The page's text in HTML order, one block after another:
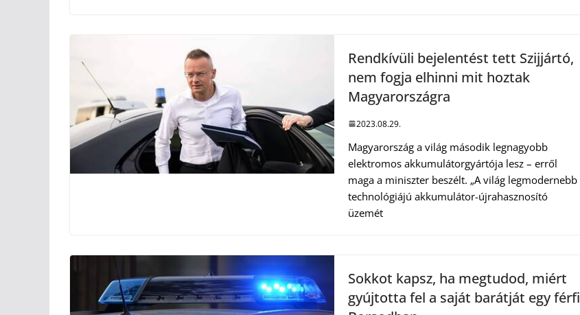
Rendkívüli bejelentést tett Szijjártó,
nem fogja elhinni mit hoztak
Magyarországra
2023.08.29.
Magyarország a világ második legnagyobb
elektromos akkumulátorgyártója lesz – erről
maga a miniszter beszélt. „A világ legmodernebb
technológiájú akkumulátor-újrahasznosító
üzemét
Sokkot kapsz, ha megtudod, miért
gyújtotta fel a saját barátját egy férfi